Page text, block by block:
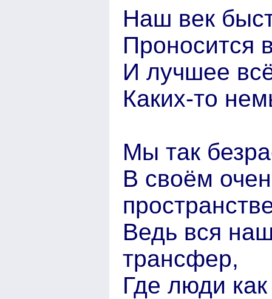
Наш век
Проносится
И лучшее
Каких-то
Мы так
В своём
Ведь вся
трансфер,
Где люди